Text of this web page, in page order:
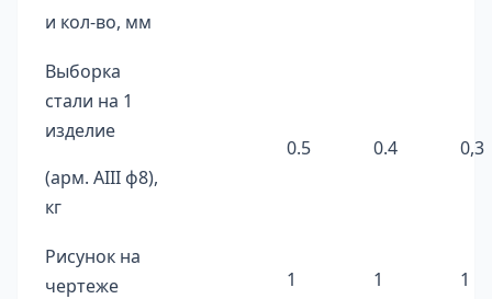
и кол-во, мм
Выборка
стали на 1
изделие
(арм. AIII ф8),
кг
0.5 0.4 0,3
Рисунок на
чертеже
1 1 1